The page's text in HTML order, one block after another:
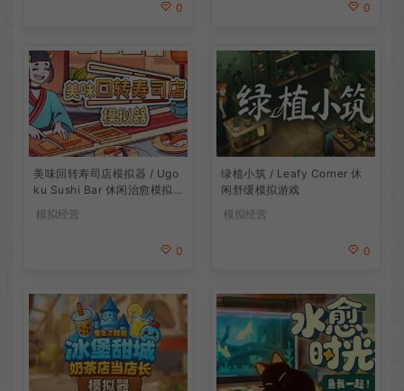
0 0
美味回转寿司店模拟器 / Ugo
ku Sushi Bar 休闲治愈模拟
模拟经营
0
绿植小筑 / Leafy Corner 休
闲舒缓模拟游戏
模拟经营
0